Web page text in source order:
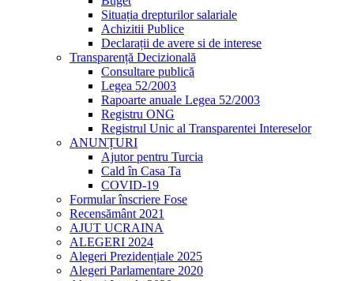
Situația drepturilor salariale
Achizitii Publice
Declarații de avere si de interese
Transparență Decizională
Consultare publică
Legea 52/2003
Rapoarte anuale Legea 52/2003
Registru ONG
Registrul Unic al Transparentei Intereselor
ANUNȚURI
Ajutor pentru Turcia
Cald în Casa Ta
COVID-19
Formular înscriere Fose
Recensământ 2021
AJUT UCRAINA
ALEGERI 2024
Alegeri Prezidențiale 2025
Alegeri Parlamentare 2020